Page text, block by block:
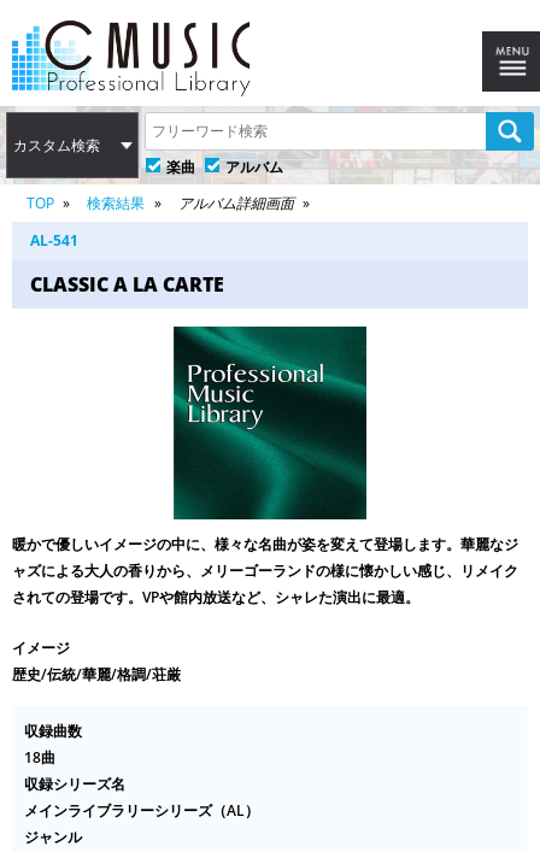
カスタム検索
楽曲
アルバム
TOP
検索結果
アルバム詳細画面
AL-541
CLASSIC A LA CARTE
暖かで優しいイメージの中に、様々な名曲が姿を変えて登場します。華麗なジ
ャズによる大人の香りから、メリーゴーランドの様に懐かしい感じ、リメイク
されての登場です。VPや館内放送など、シャレた演出に最適。
イメージ
歴史/伝統/華麗/格調/荘厳
収録曲数
18曲
収録シリーズ名
メインライブラリーシリーズ（AL）
ジャンル